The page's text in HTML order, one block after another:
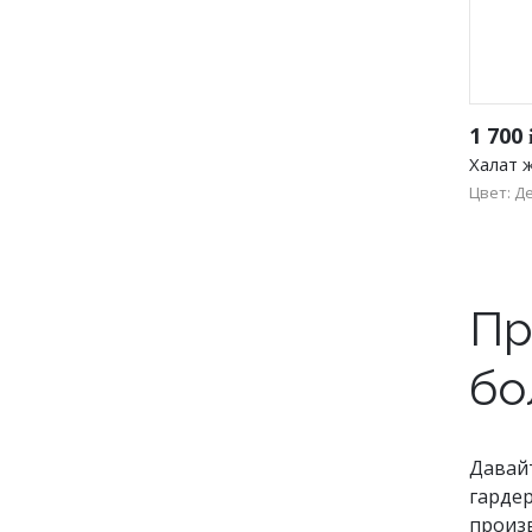
1 700
Халат
Цвет: